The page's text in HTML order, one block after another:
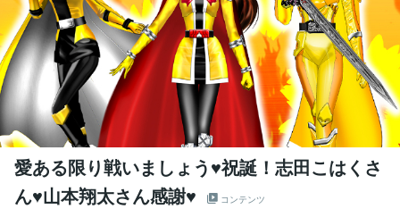
愛ある限り戦いましょう♥祝誕！志田こはくさ
ん♥山本翔太さん感謝♥
コンテンツ